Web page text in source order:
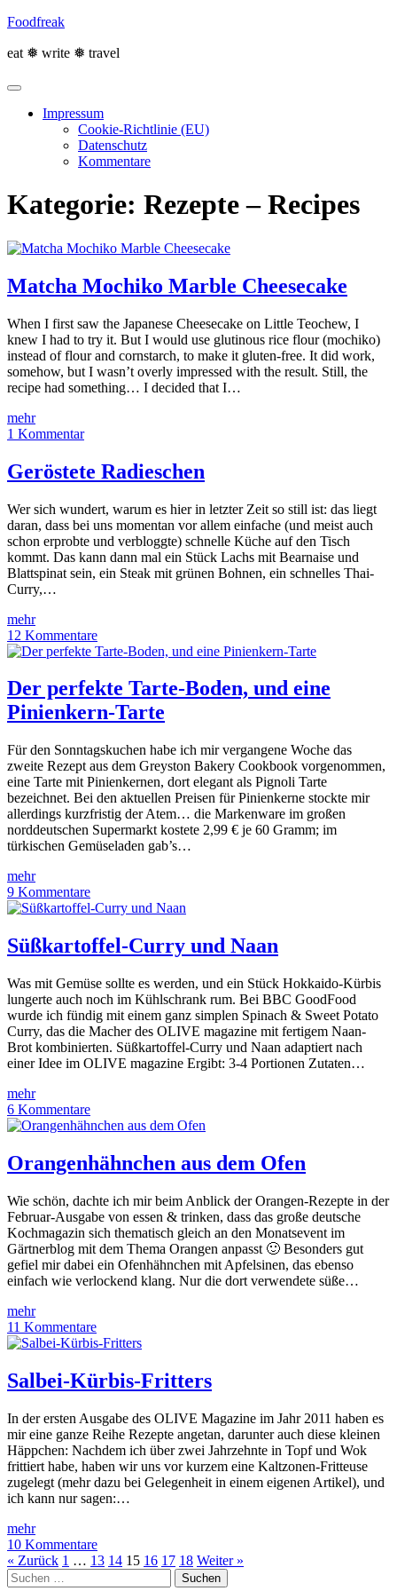
Skip
content
Foodfreak
eat ❅ write ❅ travel
Impressum
Cookie-Richtlinie (EU)
Datenschutz
Kommentare
Kategorie: Rezepte – Recipes
Matcha Mochiko Marble Cheesecake
When I first saw the Japanese Cheesecake on Little Teochew, I
knew I had to try it. But I would use glutinous rice flour (mochiko)
instead of flour and cornstarch, to make it gluten-free. It did work,
somehow, but I wasn’t overly impressed with the result. Still, the
recipe had something… I decided that I…
mehr
1 Kommentar
Geröstete Radieschen
Wer sich wundert, warum es hier in letzter Zeit so still ist: das liegt
daran, dass bei uns momentan vor allem einfache (und meist auch
schon erprobte und verbloggte) schnelle Küche auf den Tisch
kommt. Das kann dann mal ein Stück Lachs mit Bearnaise und
Blattspinat sein, ein Steak mit grünen Bohnen, ein schnelles Thai-
Curry,…
mehr
12 Kommentare
Der perfekte Tarte-Boden, und eine
Pinienkern-Tarte
Für den Sonntagskuchen habe ich mir vergangene Woche das
zweite Rezept aus dem Greyston Bakery Cookbook vorgenommen,
eine Tarte mit Pinienkernen, dort elegant als Pignoli Tarte
bezeichnet. Bei den aktuellen Preisen für Pinienkerne stockte mir
allerdings kurzfristig der Atem… die Markenware im großen
norddeutschen Supermarkt kostete 2,99 € je 60 Gramm; im
türkischen Gemüseladen gab’s…
mehr
9 Kommentare
Süßkartoffel-Curry und Naan
Was mit Gemüse sollte es werden, und ein Stück Hokkaido-Kürbis
lungerte auch noch im Kühlschrank rum. Bei BBC GoodFood
wurde ich fündig mit einem ganz simplen Spinach & Sweet Potato
Curry, das die Macher des OLIVE magazine mit fertigem Naan-
Brot kombinierten. Süßkartoffel-Curry und Naan adaptiert nach
einer Idee im OLIVE magazine Ergibt: 3-4 Portionen Zutaten…
mehr
6 Kommentare
Orangenhähnchen aus dem Ofen
Wie schön, dachte ich mir beim Anblick der Orangen-Rezepte in der
Februar-Ausgabe von essen & trinken, dass das große deutsche
Kochmagazin sich thematisch gleich an den Monatsevent im
Gärtnerblog mit dem Thema Orangen anpasst 🙂 Besonders gut
gefiel mir dabei ein Ofenhähnchen mit Apfelsinen, das ebenso
einfach wie verlockend klang. Nur die dort verwendete süße…
mehr
11 Kommentare
Salbei-Kürbis-Fritters
In der ersten Ausgabe des OLIVE Magazine im Jahr 2011 haben es
mir eine ganze Reihe Rezepte angetan, darunter auch diese kleinen
Häppchen: Nachdem ich über zwei Jahrzehnte in Topf und Wok
frittiert habe, haben wir uns vor kurzem eine Kaltzonen-Fritteuse
zugelegt (mehr dazu bei Gelegenheit in einem eigenen Artikel), und
ich kann nur sagen:…
mehr
10 Kommentare
« Zurück 1 … 13 14 15 16 17 18 Weiter »
Suchen